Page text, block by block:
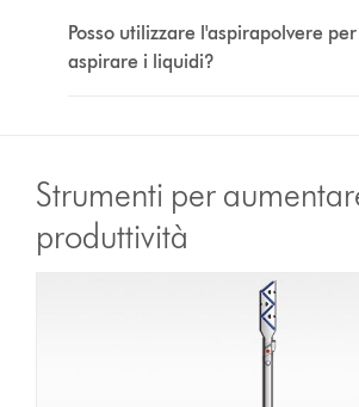
Posso utilizzare l'aspirapolvere per
aspirare i liquidi?
Strumenti per
produttività